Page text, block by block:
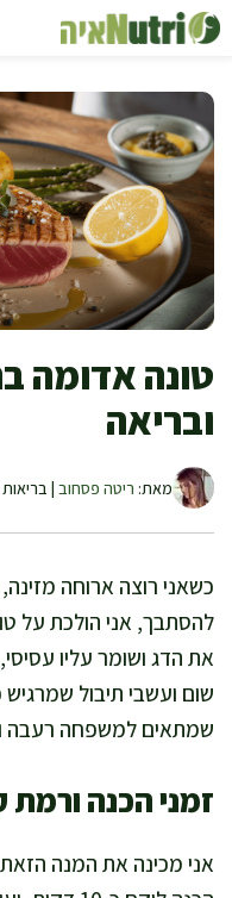
לדלג
לתוכן
טונה אדומה
ובריאה
מאת: ריטה פסחוב | בריאות
כשאני רוצה ארוחה
להסתבך, אני הולכת על
את הדג ושומר עליו
שום ועשבי תיבול שמרגיש
שמתאים למשפחה רעבה
זמני הכנה ורמת
אני מכינה את המנה